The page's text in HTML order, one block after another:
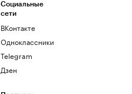
Социальные
сети
ВКонтакте
Одноклассники
Telegram
Дзен